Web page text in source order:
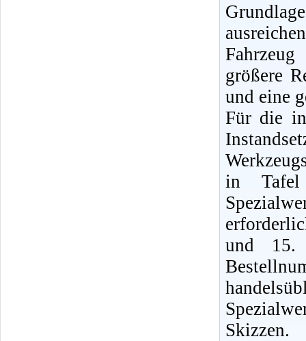
größere
und eine
Für die in
in Tafel
und 15.
Skizzen.